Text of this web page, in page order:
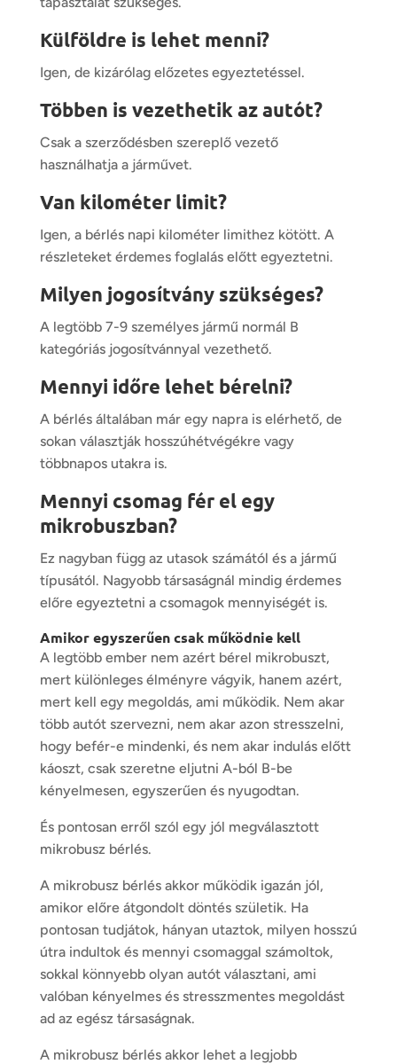
Külföldre is lehet menni?
Igen, de kizárólag előzetes egyeztetéssel.
Többen is vezethetik az autót?
Csak a szerződésben szereplő vezető
használhatja a járművet.
Van kilométer limit?
Igen, a bérlés napi kilométer limithez kötött. A
részleteket érdemes foglalás előtt egyeztetni.
Milyen jogosítvány szükséges?
A legtöbb 7-9 személyes jármű normál B
kategóriás jogosítvánnyal vezethető.
Mennyi időre lehet bérelni?
A bérlés általában már egy napra is elérhető, de
sokan választják hosszúhétvégékre vagy
többnapos utakra is.
Mennyi csomag fér el egy
mikrobuszban?
Ez nagyban függ az utasok számától és a jármű
típusától. Nagyobb társaságnál mindig érdemes
előre egyeztetni a csomagok mennyiségét is.
Amikor egyszerűen csak működnie kell
A legtöbb ember nem azért bérel mikrobuszt,
mert különleges élményre vágyik, hanem azért,
mert kell egy megoldás, ami működik. Nem akar
több autót szervezni, nem akar azon stresszelni,
hogy befér-e mindenki, és nem akar indulás előtt
káoszt, csak szeretne eljutni A-ból B-be
kényelmesen, egyszerűen és nyugodtan.
És pontosan erről szól egy jól megválasztott
mikrobusz bérlés.
A mikrobusz bérlés akkor működik igazán jól,
amikor előre átgondolt döntés születik. Ha
pontosan tudjátok, hányan utaztok, milyen hosszú
útra indultok és mennyi csomaggal számoltok,
sokkal könnyebb olyan autót választani, ami
valóban kényelmes és stresszmentes megoldást
ad az egész társaságnak.
A mikrobusz bérlés akkor lehet a legjobb